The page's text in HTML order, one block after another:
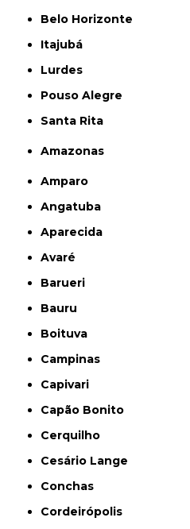
Belo Horizonte
Itajubá
Lurdes
Pouso Alegre
Santa Rita
Amazonas
Amparo
Angatuba
Aparecida
Avaré
Barueri
Bauru
Boituva
Campinas
Capivari
Capão Bonito
Cerquilho
Cesário Lange
Conchas
Cordeirópolis